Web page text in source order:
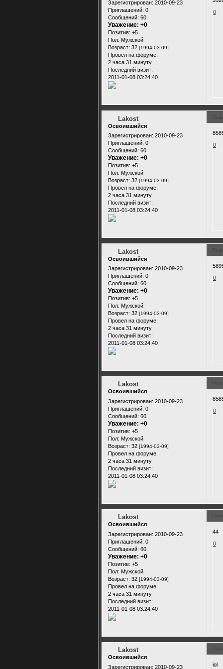
Зарегистрирован: 2010-09-23
Приглашений: 0
Сообщений: 60
Уважение: +0
Позитив: +5
Пол: Мужской
Возраст: 32 [1994-03-09]
Провел на форуме:
2 часа 31 минуту
Последний визит:
2011-01-08 03:24:40
0
Lakost
Освоившийся
Зарегистрирован: 2010-09-23
Приглашений: 0
Сообщений: 60
Уважение: +0
Позитив: +5
Пол: Мужской
Возраст: 32 [1994-03-09]
Провел на форуме:
2 часа 31 минуту
Последний визит:
2011-01-08 03:24:40
0
Lakost
Освоившийся
Зарегистрирован: 2010-09-23
Приглашений: 0
Сообщений: 60
Уважение: +0
Позитив: +5
Пол: Мужской
Возраст: 32 [1994-03-09]
Провел на форуме:
2 часа 31 минуту
Последний визит:
2011-01-08 03:24:40
0
Lakost
Освоившийся
Зарегистрирован: 2010-09-23
Приглашений: 0
Сообщений: 60
Уважение: +0
Позитив: +5
Пол: Мужской
Возраст: 32 [1994-03-09]
Провел на форуме:
2 часа 31 минуту
Последний визит:
2011-01-08 03:24:40
0
Lakost
Освоившийся
Зарегистрирован: 2010-09-23
Приглашений: 0
Сообщений: 60
Уважение: +0
Позитив: +5
Пол: Мужской
Возраст: 32 [1994-03-09]
Провел на форуме:
2 часа 31 минуту
Последний визит:
2011-01-08 03:24:40
44
0
Lakost
Освоившийся
Зарегистрирован: 2010-09-23 iol